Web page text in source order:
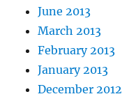
June 2013
March 2013
February 2013
January 2013
December 2012